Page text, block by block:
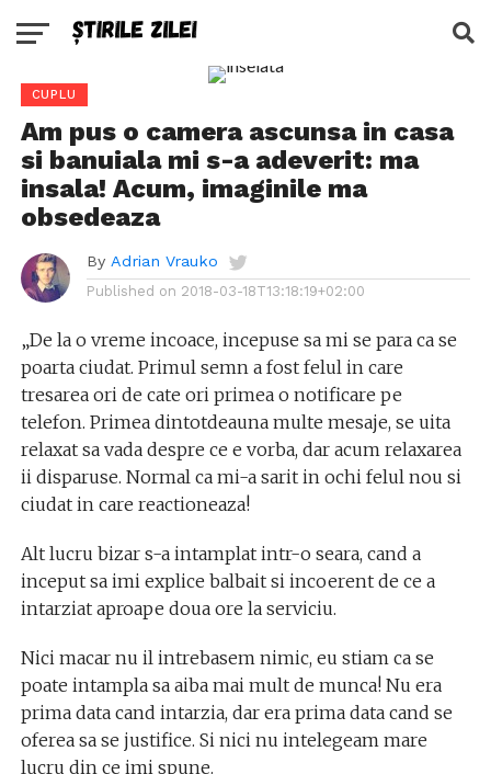
CUPLU
Am pus o camera ascunsa in casa
si banuiala mi s-a adeverit: ma
insala! Acum, imaginile ma
obsedeaza
By Adrian Vrauko
Published on 2018-03-18T13:18:19+02:00
„De la o vreme incoace, incepuse sa mi se para ca se
poarta ciudat. Primul semn a fost felul in care
tresarea ori de cate ori primea o notificare pe
telefon. Primea dintotdeauna multe mesaje, se uita
relaxat sa vada despre ce e vorba, dar acum relaxarea
ii disparuse. Normal ca mi-a sarit in ochi felul nou si
ciudat in care reactioneaza!
Alt lucru bizar s-a intamplat intr-o seara, cand a
inceput sa imi explice balbait si incoerent de ce a
intarziat aproape doua ore la serviciu.
Nici macar nu il intrebasem nimic, eu stiam ca se
poate intampla sa aiba mai mult de munca! Nu era
prima data cand intarzia, dar era prima data cand se
oferea sa se justifice. Si nici nu intelegeam mare
lucru din ce imi spune.